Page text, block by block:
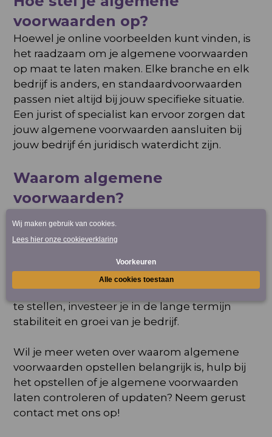
voorwaarden op?
Hoewel je online voorbeelden kunt vinden, is
het raadzaam om je algemene voorwaarden
op maat te laten maken. Elke branche en elk
bedrijf is anders, en standaardvoorwaarden
passen niet altijd bij jouw specifieke situatie.
Een jurist of specialist kan ervoor zorgen dat
jouw algemene voorwaarden aansluiten bij
jouw bedrijf én juridisch waterdicht zijn.
Waarom algemene
voorwaarden?
onmisbaar voor een veilige en professionele
bedrijfsvoering. Ze beschermen jouw
onderneming, bieden duidelijkheid aan jouw
klanten en helpen je om geschillen te
voorkomen. Door algemene voorwaarden op
te stellen, investeer je in de lange termijn
stabiliteit en groei van je bedrijf.
Wil je meer weten over waarom algemene
voorwaarden opstellen belangrijk is, hulp bij
hetopstellen of je algemene voorwaarden
latencontroleren of updaten? Neem gerust
contact met ons op!